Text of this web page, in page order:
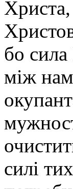
бо
між
силі